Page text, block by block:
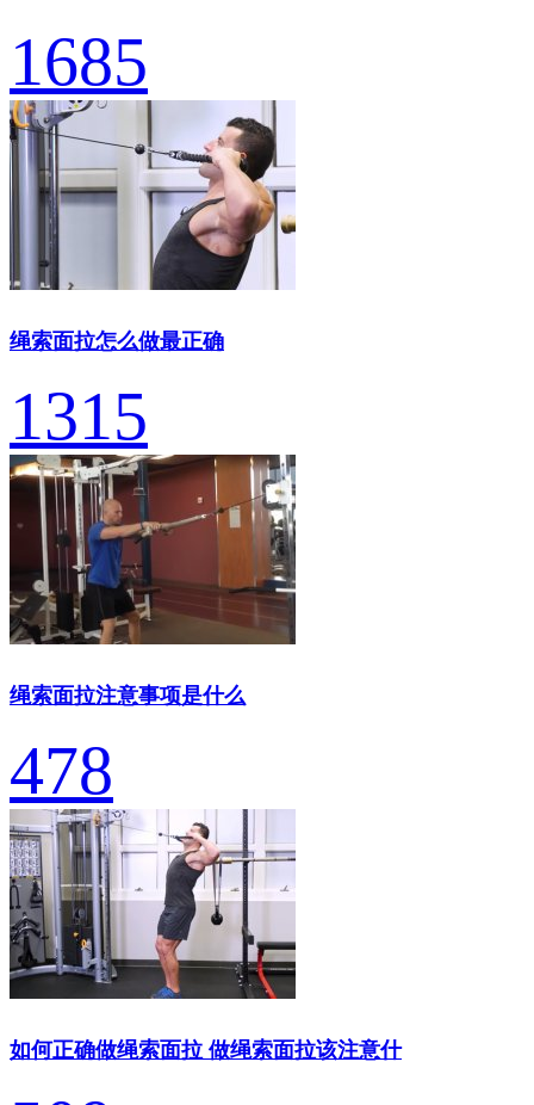
1685
绳索面拉怎么做最正确
1315
绳索面拉注意事项是什么
478
如何正确做绳索面拉 做绳索面拉该注意什